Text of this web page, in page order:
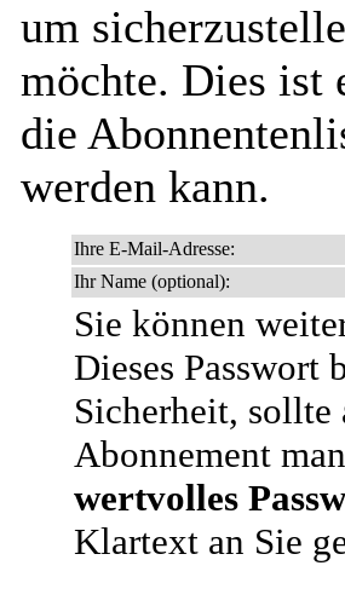
um
möchte. Dies ist
die
werden kann.
Ihre E-Mail-Adresse:
Ihr Name (optional):
Sie können
Dieses Passwort
Sicherheit, sollte
Abonnement
wertvolles
Klartext an Sie